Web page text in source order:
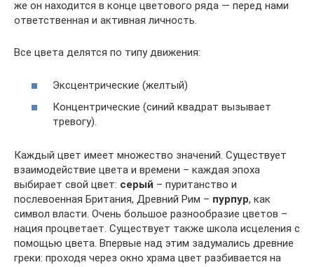
же он находится в конце цветового ряда — перед нами
ответственная и активная личность.
Все цвета делятся по типу движения:
Эксцентрические (желтый)
Концентрические (синий квадрат вызывает
тревогу).
Каждый цвет имеет множество значений. Существует
взаимодействие цвета и времени – каждая эпоха
выбирает свой цвет: серый – пуританство и
послевоенная Британия, Древний Рим – пурпур, как
символ власти. Очень большое разнообразие цветов –
нация процветает. Существует также школа исцеления с
помощью цвета. Впервые над этим задумались древние
греки: проходя через окно храма цвет разбивается на